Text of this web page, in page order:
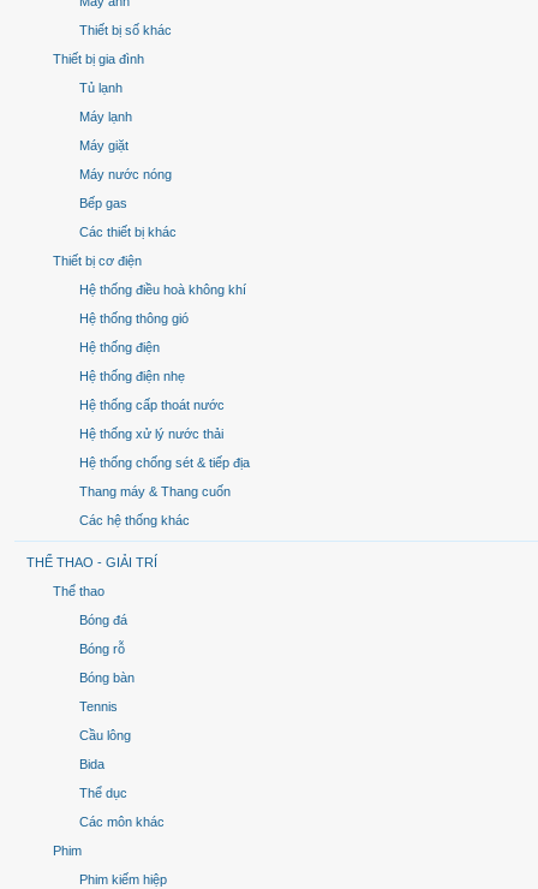
Thiết bị số khác
Thiết bị gia đình
Tủ lạnh
Máy lạnh
Máy giặt
Máy nước nóng
Bếp gas
Các thiết bị khác
Thiết bị cơ điện
Hệ thống điều hoà không khí
Hệ thống thông gió
Hệ thống điện
Hệ thống điện nhẹ
Hệ thống cấp thoát nước
Hệ thống xử lý nước thải
Hệ thống chống sét & tiếp địa
Thang máy & Thang cuốn
Các hệ thống khác
THỂ THAO - GIẢI TRÍ
Thể thao
Bóng đá
Bóng rỗ
Bóng bàn
Tennis
Cầu lông
Bida
Thể dục
Các môn khác
Phim
Phim kiếm hiệp